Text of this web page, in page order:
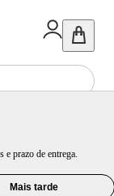
prazo de entrega.
Mais tarde